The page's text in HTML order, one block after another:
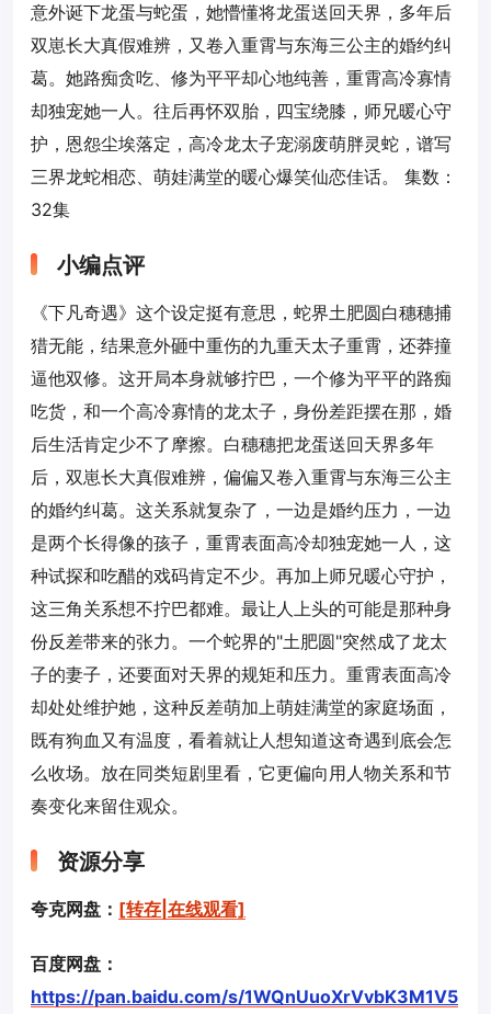
意外诞下龙蛋与蛇蛋，她懵懂将龙蛋送回天界，多年后
双崽长大真假难辨，又卷入重霄与东海三公主的婚约纠
葛。她路痴贪吃、修为平平却心地纯善，重霄高冷寡情
却独宠她一人。往后再怀双胎，四宝绕膝，师兄暖心守
护，恩怨尘埃落定，高冷龙太子宠溺废萌胖灵蛇，谱写
三界龙蛇相恋、萌娃满堂的暖心爆笑仙恋佳话。 集数：
32集
小编点评
《下凡奇遇》这个设定挺有意思，蛇界土肥圆白穗穗捕
猎无能，结果意外砸中重伤的九重天太子重霄，还莽撞
逼他双修。这开局本身就够拧巴，一个修为平平的路痴
吃货，和一个高冷寡情的龙太子，身份差距摆在那，婚
后生活肯定少不了摩擦。白穗穗把龙蛋送回天界多年
后，双崽长大真假难辨，偏偏又卷入重霄与东海三公主
的婚约纠葛。这关系就复杂了，一边是婚约压力，一边
是两个长得像的孩子，重霄表面高冷却独宠她一人，这
种试探和吃醋的戏码肯定不少。再加上师兄暖心守护，
这三角关系想不拧巴都难。最让人上头的可能是那种身
份反差带来的张力。一个蛇界的"土肥圆"突然成了龙太
子的妻子，还要面对天界的规矩和压力。重霄表面高冷
却处处维护她，这种反差萌加上萌娃满堂的家庭场面，
既有狗血又有温度，看着就让人想知道这奇遇到底会怎
么收场。放在同类短剧里看，它更偏向用人物关系和节
奏变化来留住观众。
资源分享
夸克网盘： [转存|在线观看]
百度网盘：
https://pan.baidu.com/s/1WQnUuoXrVvbK3M1V5